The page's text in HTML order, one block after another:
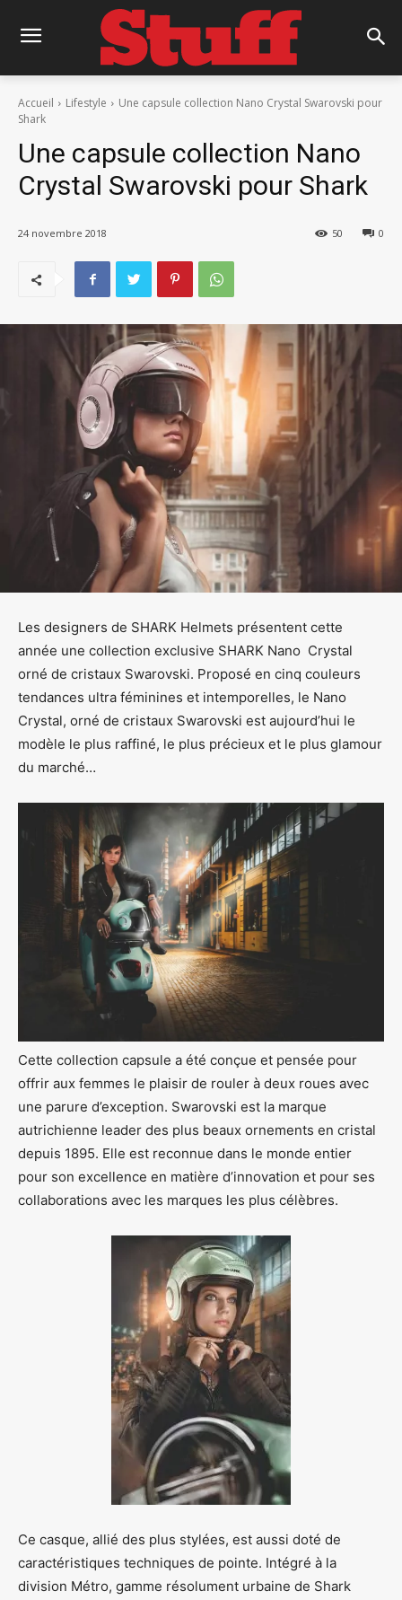
Accueil Lifestyle
Une capsule collection Nano Crystal Swarovski pour
Shark
Une capsule collection Nano
Crystal Swarovski pour Shark
24 novembre 2018 0
50
Les designers de SHARK Helmets présentent cette
année une collection exclusive SHARK Nano Crystal
orné de cristaux Swarovski. Proposé en cinq couleurs
tendances ultra féminines et intemporelles, le Nano
Crystal, orné de cristaux Swarovski est aujourd’hui le
modèle le plus raffiné, le plus précieux et le plus glamour
du marché…
Cette collection capsule a été conçue et pensée pour
offrir aux femmes le plaisir de rouler à deux roues avec
une parure d’exception. Swarovski est la marque
autrichienne leader des plus beaux ornements en cristal
depuis 1895. Elle est reconnue dans le monde entier
pour son excellence en matière d’innovation et pour ses
collaborations avec les marques les plus célèbres.
Ce casque, allié des plus stylées, est aussi doté de
caractéristiques techniques de pointe. Intégré à la
division Métro, gamme résolument urbaine de Shark